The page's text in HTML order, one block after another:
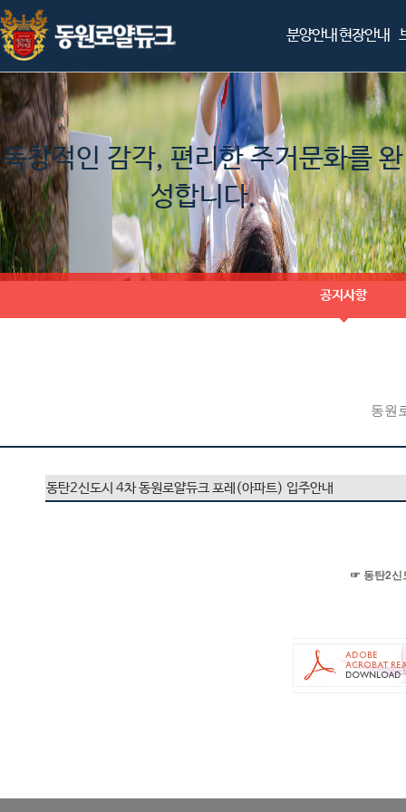
분양안내 현장안내
독창적인 감각, 편리한 주거문화를 완
성합니다.
공지사항
동원
동탄2신도시 4차 동원로얄듀크 포레(아파트) 입주안내
☞ 동탄2신